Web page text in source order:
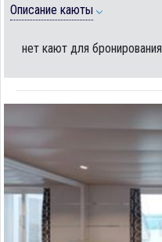
Описание каюты
нет кают для бронирования